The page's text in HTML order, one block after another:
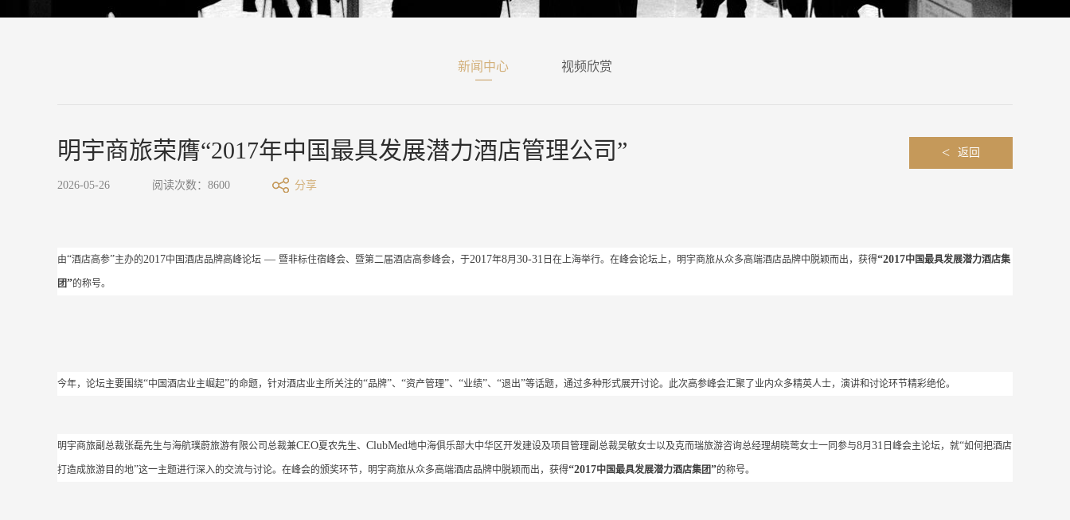
新闻中心 视频欣赏
明宇商旅荣膺“2017年中国最具发展潜力酒店管理公司”
2026-05-26 阅读次数：8600 分享
< 返回
由“酒店高参”主办的2017中国酒店品牌高峰论坛 — 暨非标住宿峰会、暨第二届酒店高参峰会，于2017年8月 30-31 日在上海举行。在峰会论坛上，明宇商旅从众多高端酒店品牌中脱颖而出，获得“2017中国最具发展潜力酒店集
团”的称号。
今年，论坛主要围绕“中国酒店业主崛起”的命题，针对酒店业主所关注的“品牌”、 “资产管理”、 “业绩”、 “退出”等话题，通过多种形式展开讨论。此次高参峰会汇聚了业内众多精英人士，演讲和讨论环节精彩绝伦。
明宇商旅副总裁张磊先生与海航璞蔚旅游有限公司总裁兼CEO夏农先生、 ClubMed地中海俱乐部大中华区开发建设及项目管理副总裁吴敏女士以及克而瑞旅游咨询总经理胡晓莺女士一同参与8月 31 日峰会主论坛，就“如何把酒店
打造成旅游目的地”这一主题进行深入的交流与讨论。在峰会的颁奖环节，明宇商旅从众多高端酒店品牌中脱颖而出，获得“2017中国最具发展潜力酒店集团”的称号。